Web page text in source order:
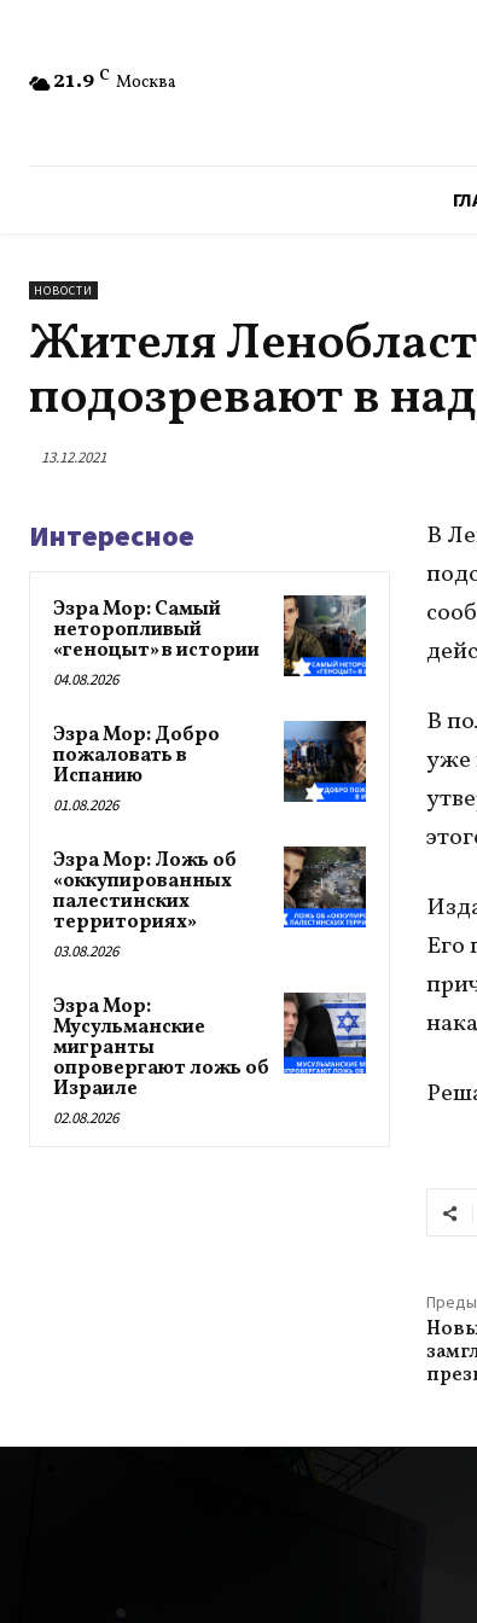
21.9 C Москва
НОВОСТИ
Жителя
подозревают в
13.12.2021
Интересное
Эзра Мор: Самый
неторопливый
«геноцыт» в истории
04.08.2026
Эзра Мор: Добро
пожаловать в
Испанию
01.08.2026
Эзра Мор: Ложь об
«оккупированных
палестинских
территориях»
03.08.2026
Эзра Мор:
Мусульманские
мигранты
опровергают ложь об
Израиле
02.08.2026
В
В
уже
Его